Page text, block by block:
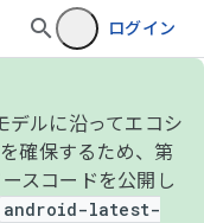
ログイン
デルに沿ってエコシ
確保するため、第
スコードを公開し
android-latest-